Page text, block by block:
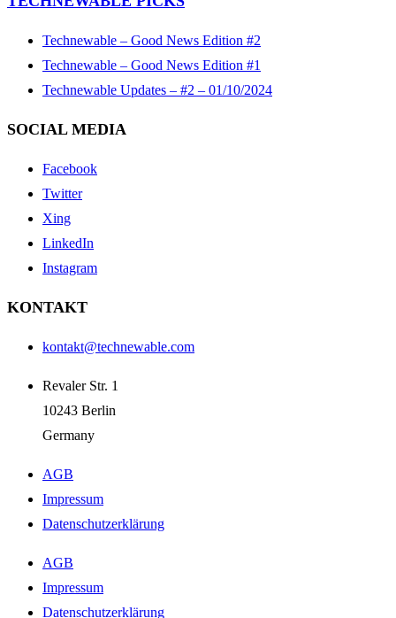
Technewable – Good News Edition #2
Technewable – Good News Edition #1
Technewable Updates – #2 – 01/10/2024
SOCIAL MEDIA
Facebook
Twitter
Xing
LinkedIn
Instagram
KONTAKT
kontakt@technewable.com
Revaler Str. 1
10243 Berlin
Germany
AGB
Impressum
Datenschutzerklärung
AGB
Impressum
Datenschutzerklärung